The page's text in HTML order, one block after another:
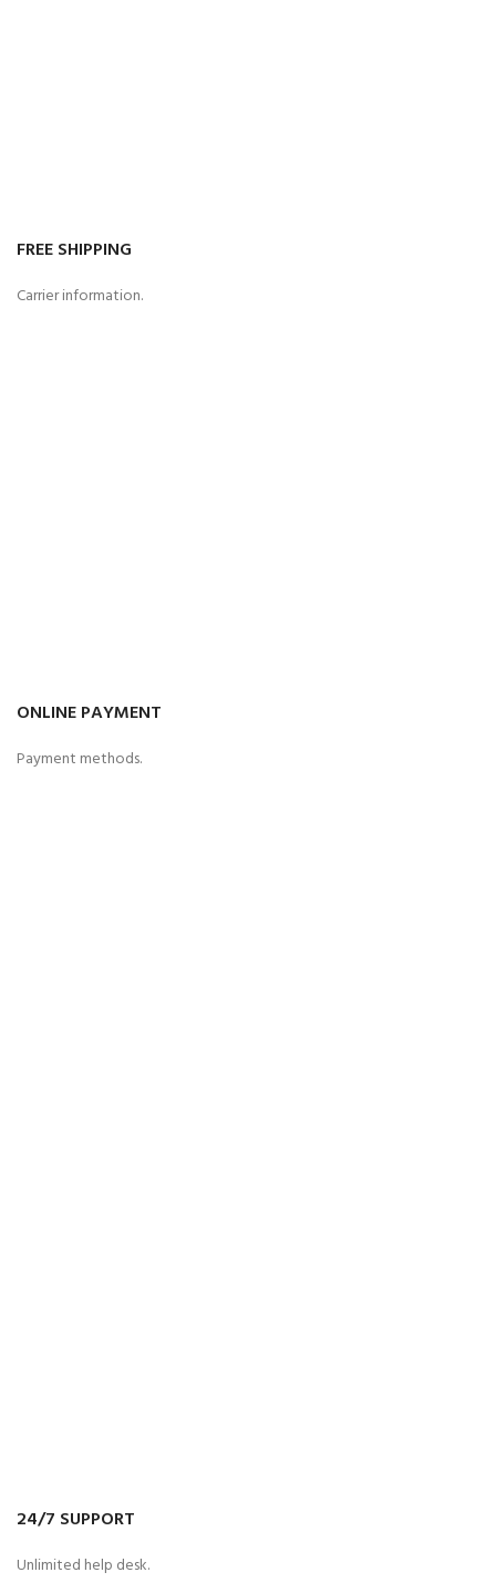
FREE SHIPPING
Carrier information.
ONLINE PAYMENT
Payment methods.
24/7 SUPPORT
Unlimited help desk.